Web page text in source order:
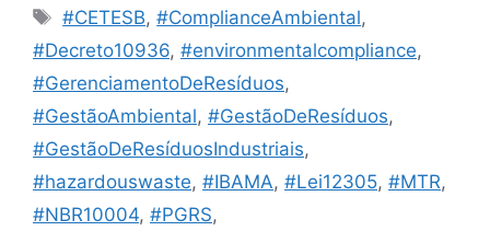
#CETESB,#ComplianceAmbiental,
#Decreto10936, #environmentalcompliance,
#GerenciamentoDeResíduos,
#GestãoAmbiental, #GestãoDeResíduos,
#GestãoDeResíduosIndustriais,
#hazardouswaste, #IBAMA, #Lei12305, #MTR,
#NBR10004, #PGRS,